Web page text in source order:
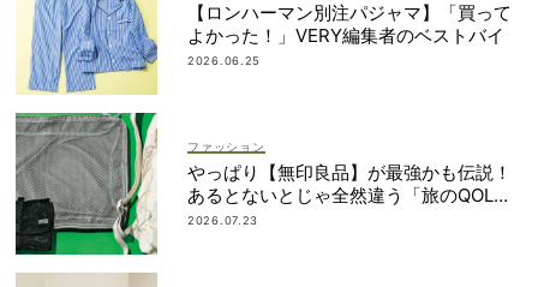
【ロンハーマン別注パジャマ】「買って
よかった！」VERY編集者のベストバイ
2026.06.25
ファッション
やっぱり【無印良品】が最強かも伝説！
あるとないとじゃ全然違う「旅のQOL爆
上げアイテム」
2026.07.23